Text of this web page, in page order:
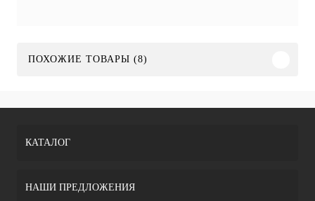
ПОХОЖИЕ ТОВАРЫ (8)
КАТАЛОГ
НАШИ ПРЕДЛОЖЕНИЯ